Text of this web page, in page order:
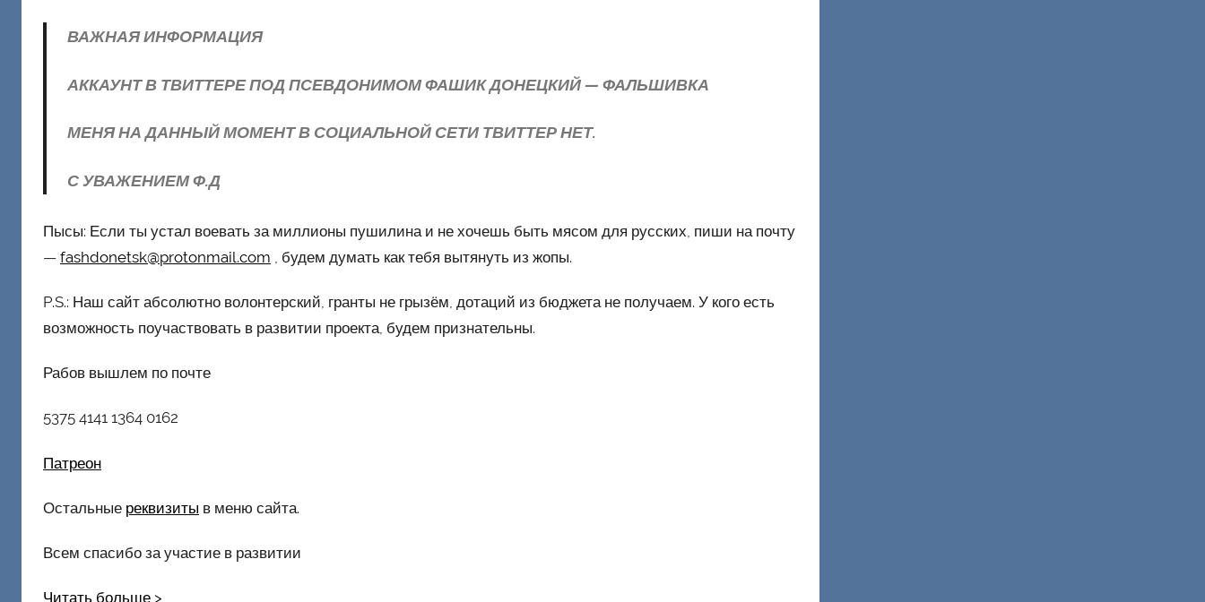
ВАЖНАЯ ИНФОРМАЦИЯ
АККАУНТ В ТВИТТЕРЕ ПОД ПСЕВДОНИМОМ ФАШИК ДОНЕЦКИЙ — ФАЛЬШИВКА
МЕНЯ НА ДАННЫЙ МОМЕНТ В СОЦИАЛЬНОЙ СЕТИ ТВИТТЕР НЕТ.
С УВАЖЕНИЕМ Ф.Д
Пысы: Если ты устал воевать за миллионы пушилина и не хочешь быть мясом для русских, пиши на почту
— fashdonetsk@protonmail.com , будем думать как тебя вытянуть из жопы.
P.S.: Наш сайт абсолютно волонтерский, гранты не грызём, дотаций из бюджета не получаем. У кого есть
возможность поучаствовать в развитии проекта, будем признательны.
Рабов вышлем по почте
5375 4141 1364 0162
Патреон
Остальные реквизиты в меню сайта.
Всем спасибо за участие в развитии
Читать больше >